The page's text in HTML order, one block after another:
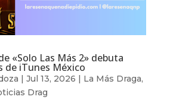
«Solo Las Más 2» debuta
de iTunes México
| Jul 13, 2026 | La Más Draga,
Drag